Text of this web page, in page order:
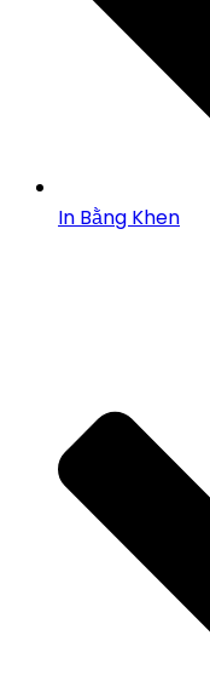
In Bằng Khen